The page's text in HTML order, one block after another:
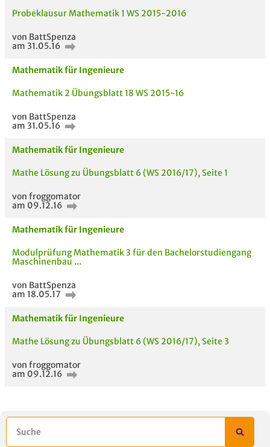
Bewertung
Probeklausur Mathematik 1 WS 2015-2016
von BattSpenza
am 31.05.16
Mathematik für Ingenieure
Mathematik 2 Übungsblatt 18 WS 2015-16
von BattSpenza
am 31.05.16
Mathematik für Ingenieure
Mathe Lösung zu Übungsblatt 6 (WS 2016/17), Seite 1
von froggomator
am 09.12.16
Mathematik für Ingenieure
Modulprüfung Mathematik 3 für den Bachelorstudiengang
Maschinenbau ...
von BattSpenza
am 18.05.17
Mathematik für Ingenieure
Mathe Lösung zu Übungsblatt 6 (WS 2016/17), Seite 3
von froggomator
am 09.12.16